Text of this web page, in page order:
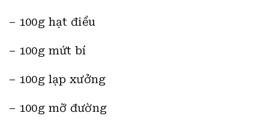
– 100g hạt điều
– 100g mứt bí
– 100g lạp xưởng
– 100g mỡ đường